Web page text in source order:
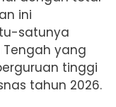
ini
satunya
yang
tinggi
tahun 2026.